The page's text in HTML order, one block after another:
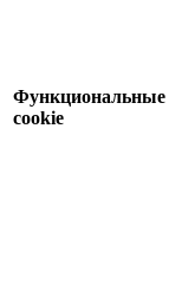
Функциональные
cookie